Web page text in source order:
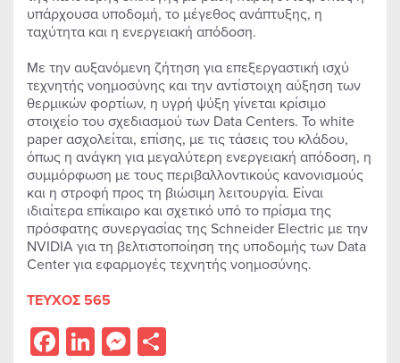
υπάρχουσα υποδομή, το μέγεθος ανάπτυξης, η
ταχύτητα και η ενεργειακή απόδοση.
Με την αυξανόμενη ζήτηση για επεξεργαστική ισχύ
τεχνητής νοημοσύνης και την αντίστοιχη αύξηση των
θερμικών φορτίων, η υγρή ψύξη γίνεται κρίσιμο
στοιχείο του σχεδιασμού των Data Centers. Το white
paper ασχολείται, επίσης, με τις τάσεις του κλάδου,
όπως η ανάγκη για μεγαλύτερη ενεργειακή απόδοση, η
συμμόρφωση με τους περιβαλλοντικούς κανονισμούς
και η στροφή προς τη βιώσιμη λειτουργία. Είναι
ιδιαίτερα επίκαιρο και σχετικό υπό το πρίσμα της
πρόσφατης συνεργασίας της Schneider Electric με την
NVIDIA για τη βελτιστοποίηση της υποδομής των Data
Center για εφαρμογές τεχνητής νοημοσύνης.
ΤΕΥΧΟΣ 565
Facebook
LinkedIn
Messenger